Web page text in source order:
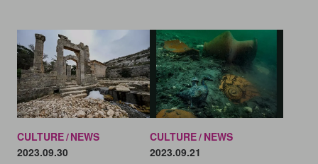
CULTURE NEWS
2023.09.30
CULTURE NEWS
2023.09.21